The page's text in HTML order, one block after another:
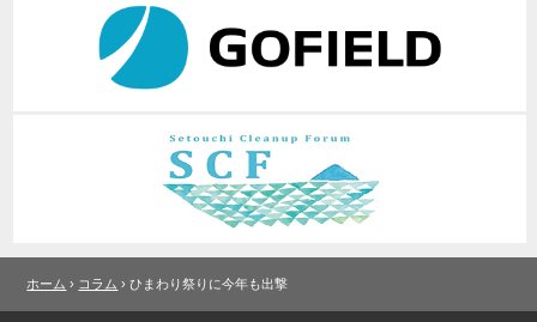
ホーム › コラム › ひまわり祭りに今年も出撃